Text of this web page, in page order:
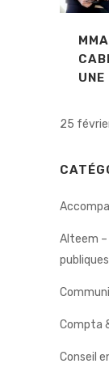
UNE
25
Alteem
publiques
Compta
Conseil